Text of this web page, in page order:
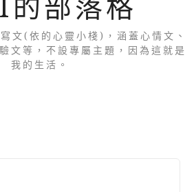
部落格
(依的心靈小棧)，涵蓋心情文、
文等，不設專屬主題，因為這就是
我的生活。